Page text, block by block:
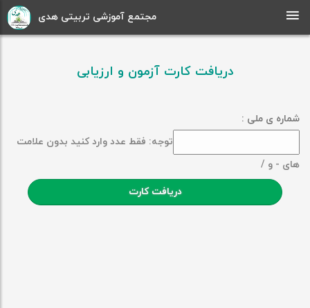
مجتمع آموزشی تربیتی هدی
دریافت کارت آزمون و ارزیابی
شماره ی ملی :
توجه: فقط عدد وارد کنید بدون علامت
های - و /